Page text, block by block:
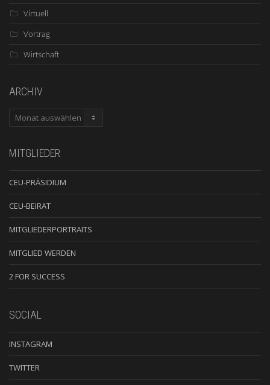
Virtuell
Vortrag
Wirtschaft
ARCHIV
ARCHIV
MITGLIEDER
CEU-PRÄSIDIUM
CEU-BEIRAT
MITGLIEDERPORTRAITS
MITGLIED WERDEN
2 FOR SUCCESS
SOCIAL
INSTAGRAM
TWITTER